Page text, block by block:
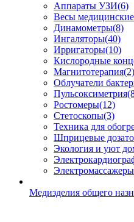
Аппараты УЗИ(6)
Весы медицинские
Динамометры(8)
Ингаляторы(40)
Ирригаторы(10)
Кислородные
Магнитотерапия(2)
Облучатели
Пульсоксиметрия
Ростомеры(12)
Стетоскопы(3)
Техника для
Шприцевые
Экология и уют
Электромассажеры
Медизделия общего